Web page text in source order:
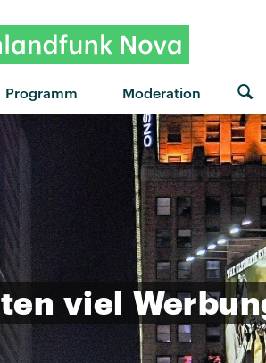
Programm Moderation
"U Feel Me" von Luna Morgenstern ·
viel